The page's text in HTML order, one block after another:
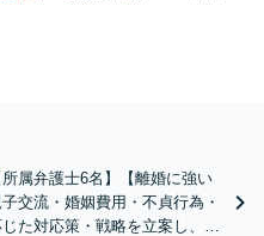
属弁護士6名】【離婚に強い
交流・婚姻費用・不貞行為・
た対応策・戦略を立案し、全